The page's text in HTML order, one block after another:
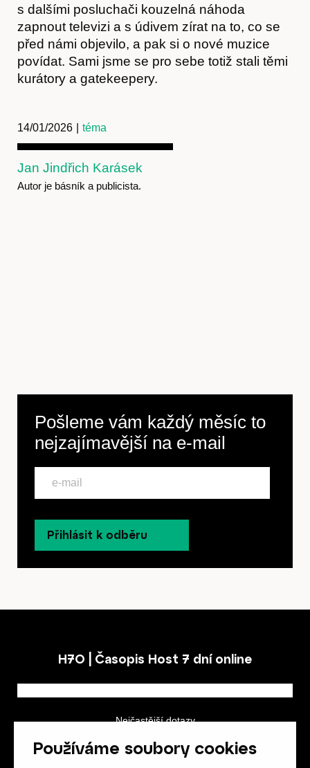
Používáme soubory cookies
s dalšími posluchači kouzelná náhoda
zapnout televizi a s údivem zírat na to, co se
před námi objevilo, a pak si o nové muzice
povídat. Sami jsme se pro sebe totiž stali těmi
kurátory a gatekeepery.
14/01/2026 téma
Jan Jindřich Karásek
Autor je básník a publicista.
Pošleme vám každý měsíc to
nejzajímavější na e-mail
Přihlásit k odběru
H7O | Časopis Host 7 dní online
Nejčastější dotazy
Obchodní podmínky